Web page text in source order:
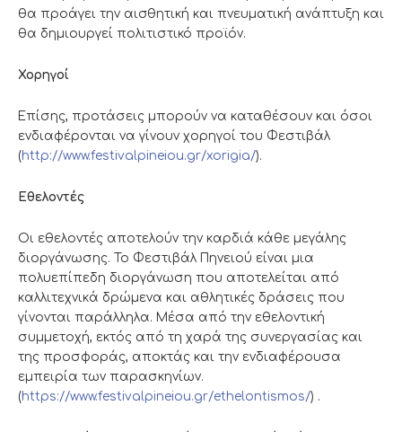
θα προάγει την αισθητική και πνευματική ανάπτυξη και
θα δημιουργεί πολιτιστικό προϊόν.
Χορηγοί
Επίσης, προτάσεις μπορούν να καταθέσουν και όσοι
ενδιαφέρονται να γίνουν χορηγοί του Φεστιβάλ
(http://www.festivalpineiou.gr/xorigia/).
Εθελοντές
Οι εθελοντές αποτελούν την καρδιά κάθε μεγάλης
διοργάνωσης. Το Φεστιβάλ Πηνειού είναι μια
πολυεπίπεδη διοργάνωση που αποτελείται από
καλλιτεχνικά δρώμενα και αθλητικές δράσεις που
γίνονται παράλληλα. Μέσα από την εθελοντική
συμμετοχή, εκτός από τη χαρά της συνεργασίας και
της προσφοράς, αποκτάς και την ενδιαφέρουσα
εμπειρία των παρασκηνίων.
(https://www.festivalpineiou.gr/ethelontismos/) .